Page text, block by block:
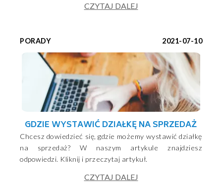
CZYTAJ DALEJ
PORADY 2021-07-10
GDZIE WYSTAWIĆ DZIAŁKĘ NA SPRZEDAŻ
Chcesz dowiedzieć się, gdzie możemy wystawić działkę
na sprzedaż? W naszym artykule znajdziesz
odpowiedzi. Kliknij i przeczytaj artykuł.
CZYTAJ DALEJ